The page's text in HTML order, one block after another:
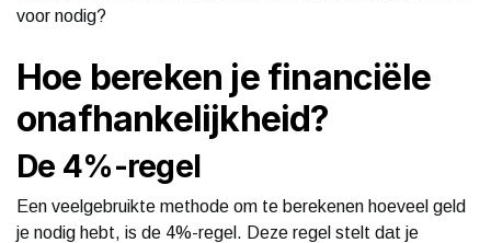
voor nodig?
Hoe bereken je financiële
onafhankelijkheid?
De 4%-regel
Een veelgebruikte methode om te berekenen hoeveel geld
je nodig hebt, is de 4%-regel. Deze regel stelt dat je